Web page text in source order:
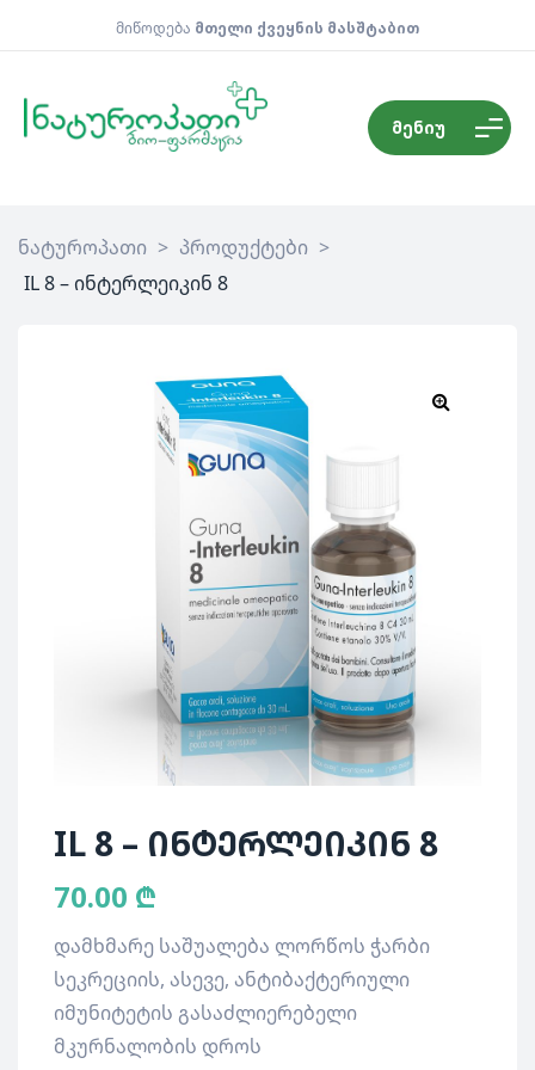
მიწოდება მთელი ქვეყნის მასშტაბით
მენიუ
ნატუროპათი > პროდუქტები >
IL 8 – ინტერლეიკინ 8
IL 8 – ინტერლეიკინ 8
70.00 ₾
დამხმარე საშუალება ლორწოს ჭარბი
სეკრეციის, ასევე, ანტიბაქტერიული
იმუნიტეტის გასაძლიერებელი
მკურნალობის დროს